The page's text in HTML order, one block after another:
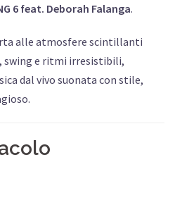
6 feat. Deborah Falanga.
alle atmosfere scintillanti
swing e ritmi irresistibili,
dal vivo suonata con stile,